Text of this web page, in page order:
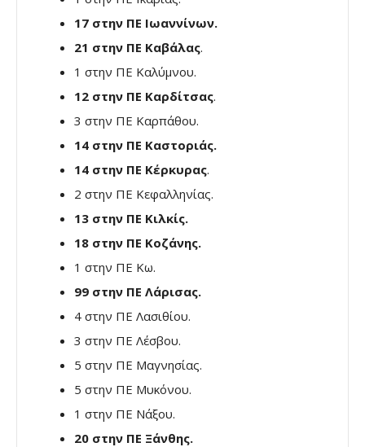
17 στην ΠΕ Ιωαννίνων.
21 στην ΠΕ Καβάλας.
1 στην ΠΕ Καλύμνου.
12 στην ΠΕ Καρδίτσας.
3 στην ΠΕ Καρπάθου.
14 στην ΠΕ Καστοριάς.
14 στην ΠΕ Κέρκυρας.
2 στην ΠΕ Κεφαλληνίας.
13 στην ΠΕ Κιλκίς.
18 στην ΠΕ Κοζάνης.
1 στην ΠΕ Κω.
99 στην ΠΕ Λάρισας.
4 στην ΠΕ Λασιθίου.
3 στην ΠΕ Λέσβου.
5 στην ΠΕ Μαγνησίας.
5 στην ΠΕ Μυκόνου.
1 στην ΠΕ Νάξου.
20 στην ΠΕ Ξάνθης.